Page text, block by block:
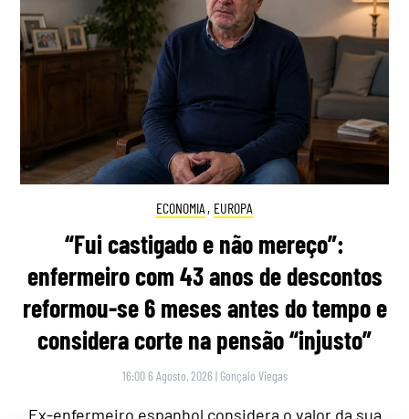
ECONOMIA , EUROPA
“Fui castigado e não mereço”:
enfermeiro com 43 anos de descontos
reformou-se 6 meses antes do tempo e
considera corte na pensão “injusto”
16:00 6 Agosto, 2026 | Gonçalo Viegas
Ex-enfermeiro espanhol considera o valor da sua